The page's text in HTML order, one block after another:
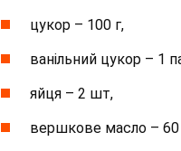
цукор – 100 г,
ванільний цукор – 1
яйця – 2 шт,
вершкове масло – 60